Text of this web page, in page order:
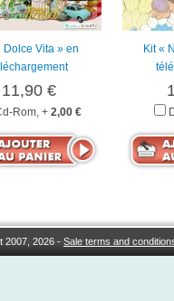
Dolce Vita » en
11,90 €
Rom, + 2,00 €
Kit «
2007, 2026 -Sale terms and